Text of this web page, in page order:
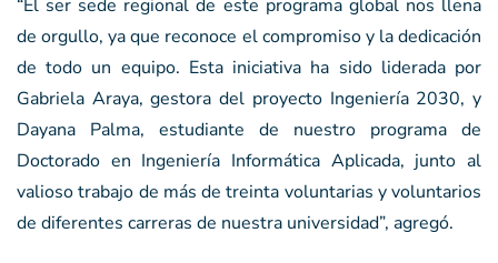
“El ser sede regional de este programa global nos llena
de orgullo, ya que reconoce el compromiso y la dedicación
de todo un equipo. Esta iniciativa ha sido liderada por
Gabriela Araya, gestora del proyecto Ingeniería 2030, y
Dayana Palma, estudiante de nuestro programa de
Doctorado en Ingeniería Informática Aplicada, junto al
valioso trabajo de más de treinta voluntarias y voluntarios
de diferentes carreras de nuestra universidad”, agregó.